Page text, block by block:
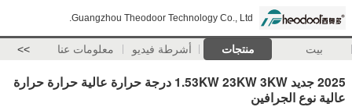
Guangzhou Theodoor Technology Co., Ltd.
بيت منتجات أشرطة فيديو معلومات عنا >>
2025 جديد 1.53KW 23KW 3KW درجة حرارة عالية حرارة حرارة
عالية نوع الجرافين